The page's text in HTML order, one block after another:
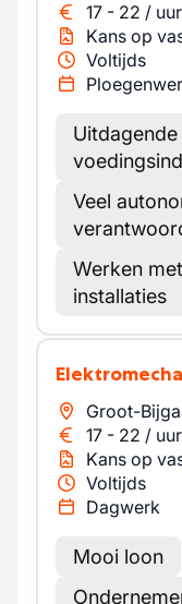
17 - 22 / uur
Kans op
Voltijds
Veel
Werken
installaties
Groot-
17 - 22 / uur
Kans op
Voltijds
Dagwerk
Mooi loon